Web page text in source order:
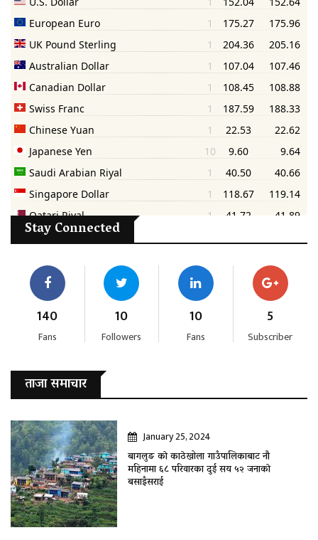
Stay Connected
140
Fans
10
Followers
10
Fans
5
Subscriber
ताजा समाचार
January 25, 2024
बागलुङ काे काठेखोला गाउँपालिकाबाट नौ
महिनामा ६८ परिवारका दुई सय ५२ जनाकाे
बसाइँसराई